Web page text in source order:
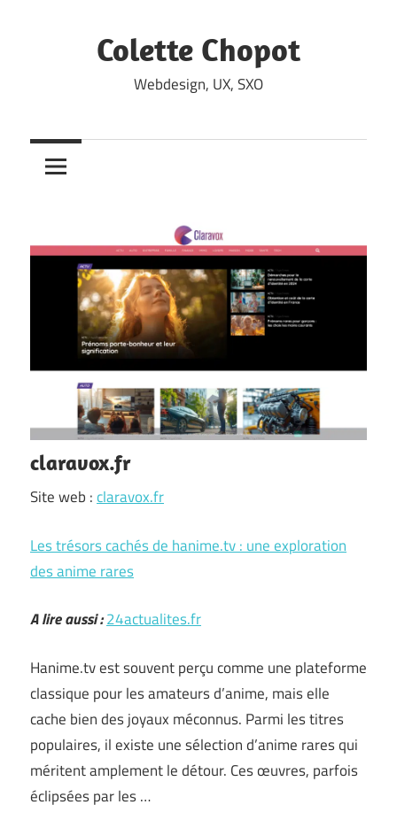
Colette Chopot
Webdesign, UX, SXO
claravox.fr
Site web :claravox.fr
Les trésors cachés de hanime.tv : une exploration
des anime rares
A lire aussi :24actualites.fr
Hanime.tv est souvent perçu comme une plateforme
classique pour les amateurs d’anime, mais elle
cache bien des joyaux méconnus. Parmi les titres
populaires, il existe une sélection d’anime rares qui
méritent amplement le détour. Ces œuvres, parfois
éclipsées par les …